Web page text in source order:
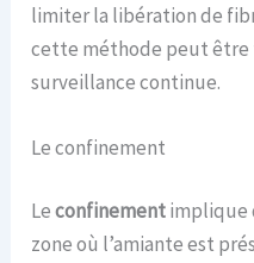
limiter la libération de
cette méthode peut être
surveillance continue.
Le confinement
Leconfinementimplique
zone où l’amiante est